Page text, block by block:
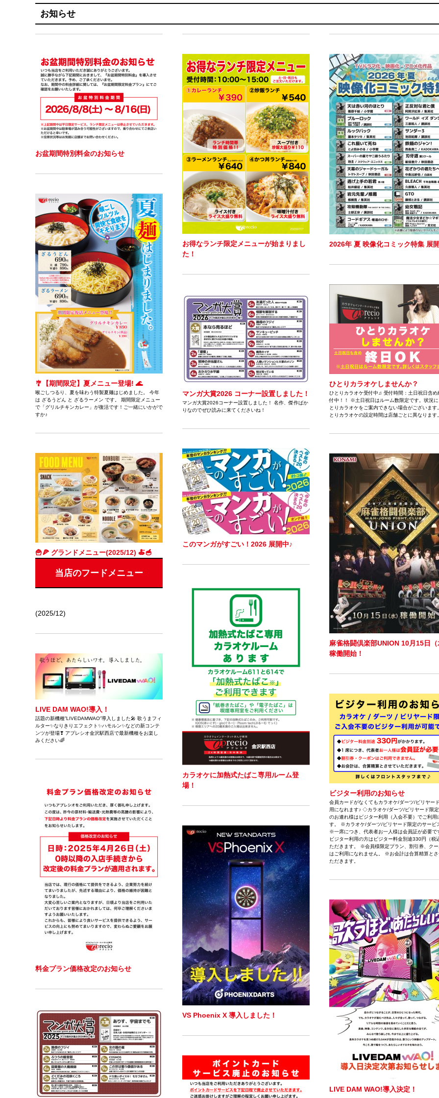
お知らせ
お盆期間特別料金のお知らせ
お得なランチ限定メニューが始まりまし
た！
2026年 夏 映像化コミック特集 展
🎐【期間限定】夏メニュー登場! 🌊
喉ごしつるり、夏を味わう特製夏麺はじめました。 今年
は ざるうどん と ざるラーメン です。 期間限定メニュー
で「グリルチキンカレー」が復活です！ご一緒にいかがで
すか♪
ひとりカラオケしませんか？
ひとりカラオケ受付中♫ 受付時間：土日祝日含め
付中！！ ※土日祝日はルーム数限定です。状況
とりカラオケをご案内できない場合がございま
とりカラオケの設定時間は店舗ごとに異なります
マンガ大賞2026 コーナー設置しました！
マンガ大賞2026コーナー設置しました！ 名作、傑作ばか
りなのでぜひ読みに来てくださいね！
このマンガがすごい！2026 展開中♪
🍟🍕 グランドメニュー(2025/12) 🍝🥣
当店のフードメニュー
(2025/12)
麻雀格闘倶楽部UNION 10月15日（
稼働開始！
カラオケに加熱式たばこ専用ルーム登
場！
LIVE DAM WAO!導入！
話題の新機種”LIVEDAMWAO”導入しました🎤 歌うまフィ
ルター✨なりきりエフェクト✨ハモルン✨などの新コンテ
ンツが登場❣ アプレシオ金沢駅西店で最新機種をお楽し
みください🌈
ビジター利用のお知らせ
会員カードがなくてもカラオケ/ダーツ/ビリヤー
用になれます♪ ◇カラオケ/ダーツ/ビリヤード限
のお連れ様はビジター利用（入会不要）でご利用
す。 ※カラオケ/ダーツ/ビリヤード限定のサービ
※一席につき、代表者お一人様は会員証が必要
ビジター利用の方はビジター料金別途330円（税
ただきます。 ※会員様限定プラン、割引券、ク
はご利用になれません。 ※お会計は合算精算と
ただきます。
料金プラン価格改定のお知らせ
VS Phoenix X 導入しました！
LIVE DAM WAO!導入決定！